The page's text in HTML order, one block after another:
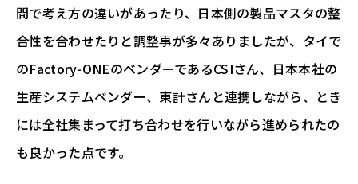
間で考え方の違いがあったり、日本側の製品マスタの整
合性を合わせたりと調整事が多々ありましたが、タイで
のFactory-ONEのベンダーであるCSIさん、日本本社の
生産システムベンダー、東計さんと連携しながら、とき
には全社集まって打ち合わせを行いながら進められたの
も良かった点です。